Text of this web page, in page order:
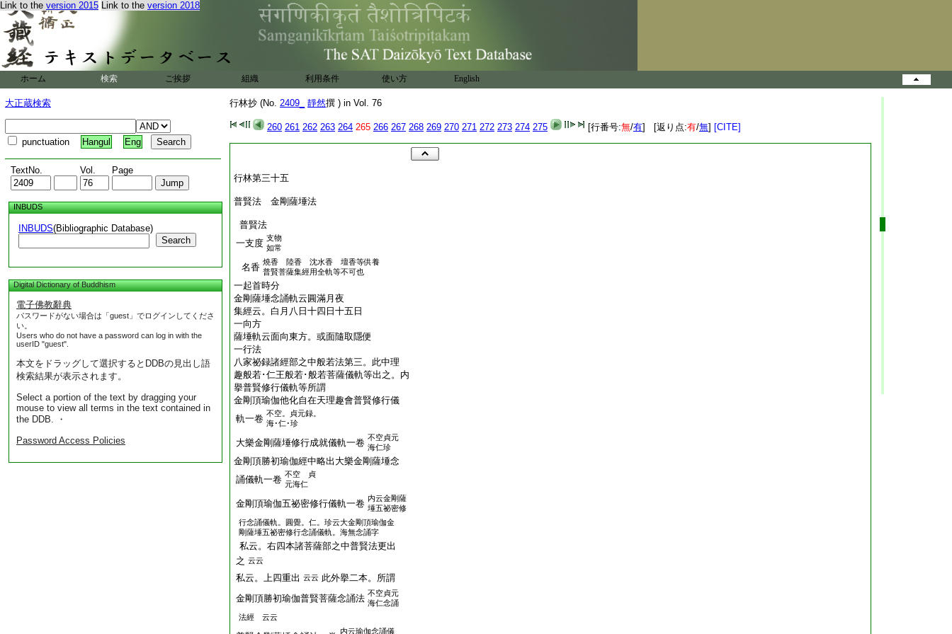
Link to the version 2015 Link to the version 2018
ホーム 検索 ご挨拶 組織 利用条件 使い方 English
大正蔵検索
punctuation Hangul Eng
TextNo. Vol. Page
INBUDS
INBUDS(Bibliographic Database)
Search
Digital Dictionary of Buddhism
電子佛教辭典
パスワードがない場合は「guest」でログインしてくださ
い。
Users who do not have a password can log in with the
userID "guest".
本文をドラッグして選択するとDDBの見出し語
検索結果が表示されます。
Select a portion of the text by dragging your
mouse to view all terms in the text contained in
the DDB. ・
Password Access Policies
行林抄 (No. 2409_ 靜然撰 ) in Vol. 76
260 261 262 263 264 265 266 267 268 269 270 271 272 273 274 275 [行番号:無/有] [返り点:有/無] [CITE]
行林第三十五
普賢法 金剛薩埵法
普賢法
一支度 支物
如常
名香 燒香 陸香 沈水香 壇香等供養
普賢菩薩集經用全軌等不可也
一起首時分
金剛薩埵念誦軌云圓滿月夜
集經云。白月八日十四日十五日
一向方
薩埵軌云面向東方。或面隨取隱便
一行法
八家祕録諸經部之中般若法第三。此中理
趣般若･仁王般若･般若菩薩儀軌等出之。内
擧普賢修行儀軌等所謂
金剛頂瑜伽他化自在天理趣會普賢修行儀
軌一卷 不空。貞元録。
海･仁･珍
大樂金剛薩埵修行成就儀軌一卷 不空貞元
海仁珍
金剛頂勝初瑜伽經中略出大樂金剛薩埵念
誦儀軌一卷 不空 貞
元海仁
金剛頂瑜伽五祕密修行儀軌一卷 内云金剛薩
埵五祕密修
行念誦儀軌。圓覺。仁。珍云大金剛頂瑜伽金
剛薩埵五祕密修行念誦儀軌。海無念誦字
私云。右四本諸菩薩部之中普賢法更出
之 云云
私云。上四重出 云云 此外擧二本。所謂
金剛頂勝初瑜伽普賢菩薩念誦法 不空貞元
海仁念誦
法經 云云
内云瑜伽念誦儀